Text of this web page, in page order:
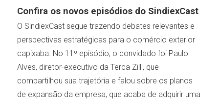
Confira os novos episódios do SindiexCast
O SindiexCast segue trazendo debates relevantes e
perspectivas estratégicas para o comércio exterior
capixaba. No 11º episódio, o convidado foi Paulo
Alves, diretor-executivo da Terca Zilli, que
compartilhou sua trajetória e falou sobre os planos
de expansão da empresa, que acaba de adquirir uma